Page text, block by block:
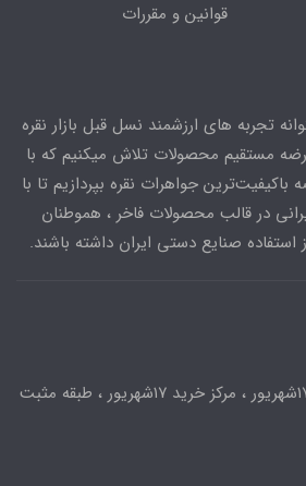
قوانین و مقررات
تجربه های ارزشمند نسل قبل بازار نقره
مستقیم محصولات تلاش میکنیم که با
جواهرات نقره بپردازیم تا با
در قالب محصولات فاخر ، هموطنان
صنایع دستی ایران داشته باشند.
مشهد ، میدان ۱۷شهریور ، مرکز خرید ۱۷شهریور ، طبقه مثبت